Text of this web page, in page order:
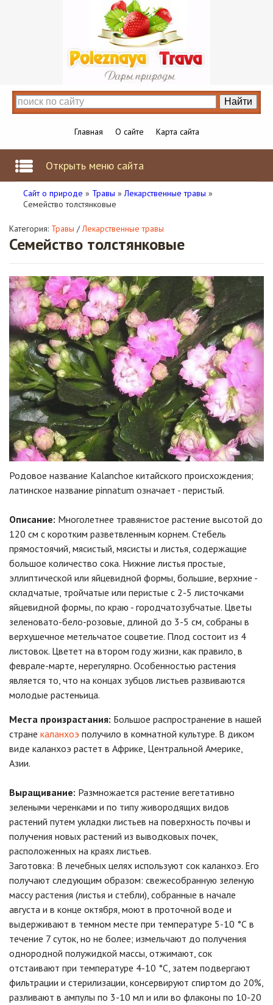
Главная О сайте Карта сайта
Открыть меню сайта
Сайт о природе » Травы »Лекарственные травы »
Семейство толстянковые
Категория: Травы /Лекарственные травы
Семейство толстянковые
Родовое название Kalanchoe китайского происхождения;
латинское название pinnatum означает - перистый.
Описание: Многолетнее травянистое растение высотой до
120 см с коротким разветвленным корнем. Стебель
прямостоячий, мясистый, мясисты и листья, содержащие
большое количество сока. Нижние листья простые,
эллиптической или яйцевидной формы, большие, верхние -
складчатые, тройчатые или перистые с 2-5 листочками
яйцевидной формы, по краю - городчатозубчатые. Цветы
зеленовато-бело-розовые, длиной до 3-5 см, собраны в
верхушечное метельчатое соцветие. Плод состоит из 4
листовок. Цветет на втором году жизни, как правило, в
феврале-марте, нерегулярно. Особенностью растения
является то, что на концах зубцов листьев развиваются
молодые растеньица.
Места произрастания: Большое распространение в нашей
стране каланхоэ получило в комнатной культуре. В диком
виде каланхоэ растет в Африке, Центральной Америке,
Азии.
Выращивание: Размножается растение вегетативно
зелеными черенками и по типу живородящих видов
растений путем укладки листьев на поверхность почвы и
получения новых растений из выводковых почек,
расположенных на краях листьев.
Заготовка: В лечебных целях используют сок каланхоэ. Его
получают следующим образом: свежесобранную зеленую
массу растения (листья и стебли), собранные в начале
августа и в конце октября, моют в проточной воде и
выдерживают в темном месте при температуре 5-10 °С в
течение 7 суток, но не более; измельчают до получения
однородной полужидкой массы, отжимают, сок
отстаивают при температуре 4-10 °С, затем подвергают
фильтрации и стерилизации, консервируют спиртом до 20%,
разливают в ампулы по 3-10 мл и или во флаконы по 10-20